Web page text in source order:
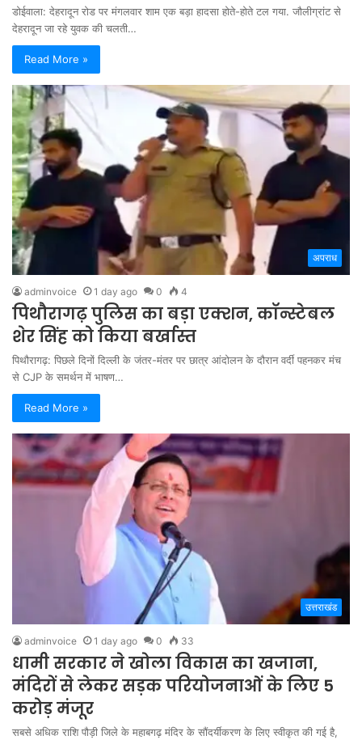
डोईवाला: देहरादून रोड पर मंगलवार शाम एक बड़ा हादसा होते-होते टल गया. जौलीग्रांट से
देहरादून जा रहे युवक की चलती…
Read More »
अपराध
adminvoice 1 day ago 0 4
पिथौरागढ़ पुलिस का बड़ा एक्शन, कॉन्स्टेबल
शेर सिंह को किया बर्खास्त
पिथौरागढ़: पिछले दिनों दिल्ली के जंतर-मंतर पर छात्र आंदोलन के दौरान वर्दी पहनकर मंच
से CJP के समर्थन में भाषण…
Read More »
उत्तराखंड
adminvoice 1 day ago 0 33
धामी सरकार ने खोला विकास का खजाना,
मंदिरों से लेकर सड़क परियोजनाओं के लिए 5
करोड़ मंजूर
सबसे अधिक राशि पौड़ी जिले के महाबगढ़ मंदिर के सौंदर्यीकरण के लिए स्वीकृत की गई है,